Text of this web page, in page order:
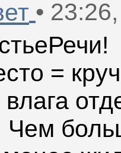
•
=
Чем